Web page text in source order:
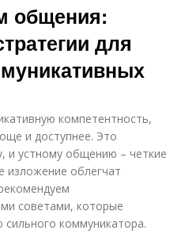
общения:
для
компетентность,
и доступнее. Это
и устному общению – четкие
изложение облегчат
советами, которые
коммуникатора.